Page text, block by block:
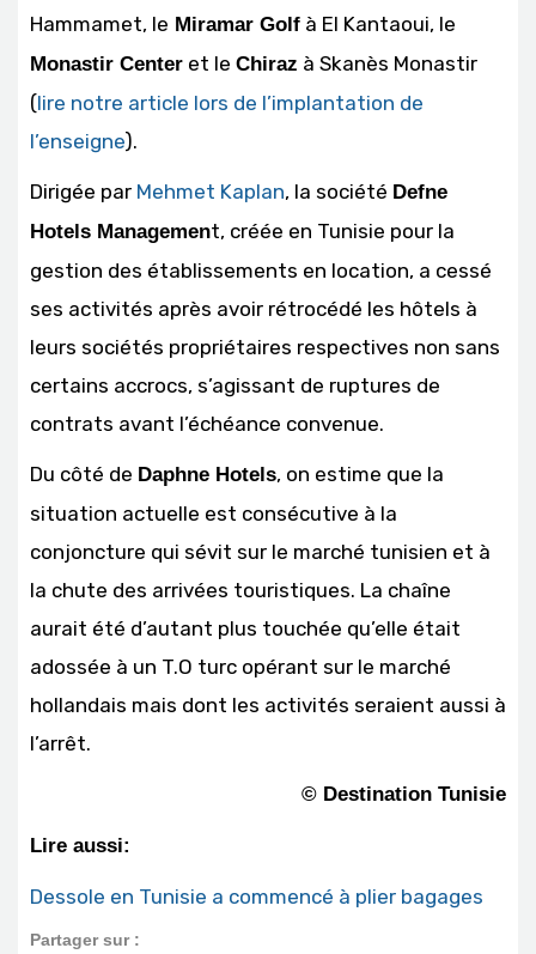
Hammamet, le Miramar Golf à El Kantaoui, le
Monastir Center et le Chiraz à Skanès Monastir
(lire notre article lors de l’implantation de
l’enseigne).
Dirigée par Mehmet Kaplan, la société Defne
Hotels Management, créée en Tunisie pour la
gestion des établissements en location, a cessé
ses activités après avoir rétrocédé les hôtels à
leurs sociétés propriétaires respectives non sans
certains accrocs, s’agissant de ruptures de
contrats avant l’échéance convenue.
Du côté de Daphne Hotels, on estime que la
situation actuelle est consécutive à la
conjoncture qui sévit sur le marché tunisien et à
la chute des arrivées touristiques. La chaîne
aurait été d’autant plus touchée qu’elle était
adossée à un T.O turc opérant sur le marché
hollandais mais dont les activités seraient aussi à
l’arrêt.
© Destination Tunisie
Lire aussi:
Dessole en Tunisie a commencé à plier bagages
Partager sur :